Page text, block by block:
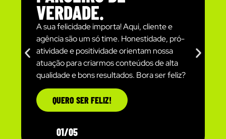
VERDADE.
A sua felicidade importa! Aqui, cliente e
agência são um só time. Honestidade, pró-
atividade e positividade orientam nossa
atuação para criarmos conteúdos de alta
qualidade e bons resultados. Bora ser feliz?
QUERO SER FELIZ!
01/05